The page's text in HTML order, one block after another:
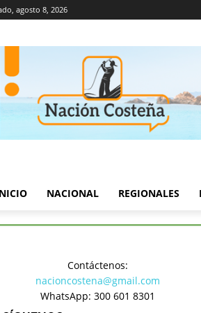
agosto 8, 2026
NACIONAL REGIONALES
Regionales
Entre
Contáctenos:
nacioncostena@gmail.com
WhatsApp: 300 601 8301